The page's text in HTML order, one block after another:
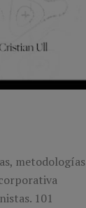
metodologías
101